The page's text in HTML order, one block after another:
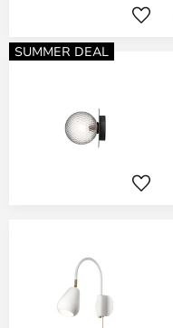
SUMMER DEAL